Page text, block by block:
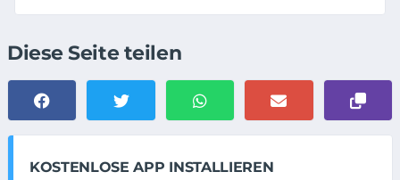
Diese Seite teilen
KOSTENLOSE APP INSTALLIEREN